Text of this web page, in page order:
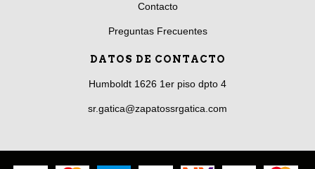
Contacto
Preguntas Frecuentes
DATOS DE CONTACTO
Humboldt 1626 1er piso dpto 4
sr.gatica@zapatossrgatica.com